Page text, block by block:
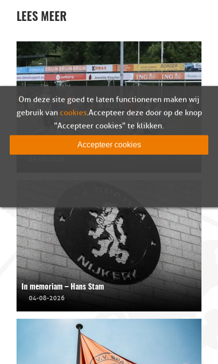
LEES MEER
In memoriam – Hans Stam
04-08-2026
Om deze site goed te laten functioneren maken wij
gebruik van cookies. Accepteer deze door op de knop
"Accepteer cookies" te klikken.
Accepteer cookies